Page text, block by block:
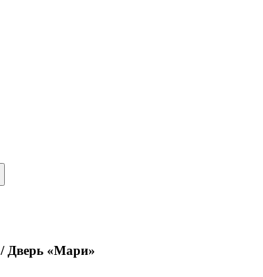
/ Дверь «Мари»